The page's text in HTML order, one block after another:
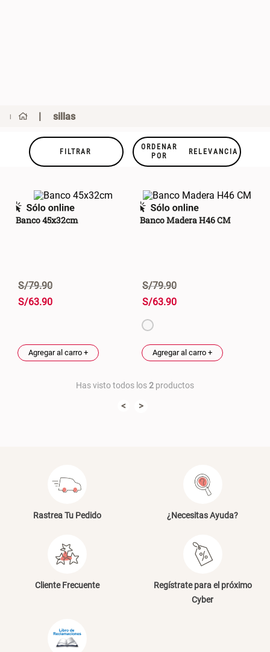
sillas
FILTRAR
ORDENAR
POR
RELEVANCIA
Banco 45x32cm
S/79.90
S/63.90
Agregar al carro +
Banco Madera H46 CM
S/79.90
S/63.90
Agregar al carro +
Has visto todos los2 productos
< >
Rastrea Tu Pedido ¿Necesitas Ayuda?
Cliente Frecuente
Regístrate para el próximo
Cyber